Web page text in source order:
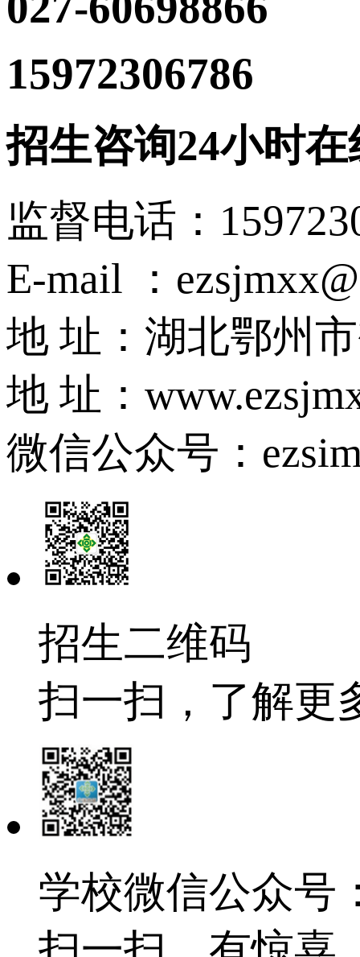
15972306786
招生咨询24小时在
监督电话：
E-mail ：
地 址：湖北鄂州
地 址：
微信公众号：
招生二维码
扫一扫，了解更
学校微信公众号